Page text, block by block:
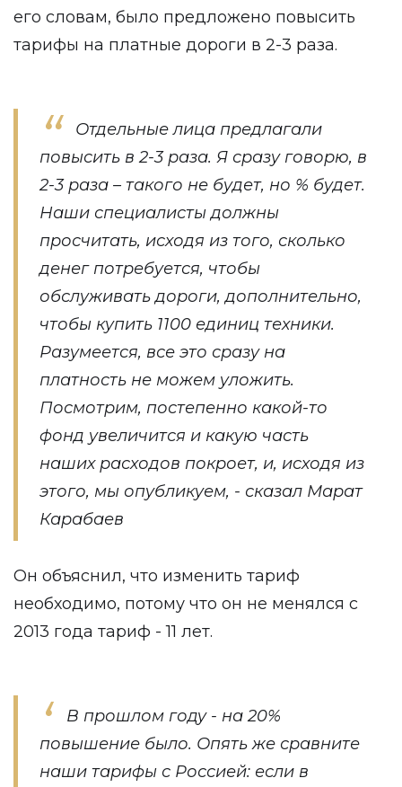
его словам, было предложено повысить
тарифы на платные дороги в 2-3 раза.
Отдельные лица предлагали
повысить в 2-3 раза. Я сразу говорю, в
2-3 раза – такого не будет, но % будет.
Наши специалисты должны
просчитать, исходя из того, сколько
денег потребуется, чтобы
обслуживать дороги, дополнительно,
чтобы купить 1100 единиц техники.
Разумеется, все это сразу на
платность не можем уложить.
Посмотрим, постепенно какой-то
фонд увеличится и какую часть
наших расходов покроет, и, исходя из
этого, мы опубликуем, - сказал Марат
Карабаев
Он объяснил, что изменить тариф
необходимо, потому что он не менялся с
2013 года тариф - 11 лет.
В прошлом году - на 20%
повышение было. Опять же сравните
наши тарифы с Россией: если в